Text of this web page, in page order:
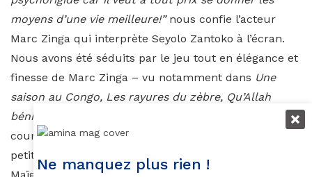
moyens d’une vie meilleure!” nous confie l’acteur
Marc Zinga qui interprète Seyolo Zantoko à l’écran.
Nous avons été séduits par le jeu tout en élégance et
finesse de Marc Zinga – vu notamment dans Une
saison au Congo, Les rayures du zèbre, Qu’Allah
bénisse la France
courage et d’humanité arrive à s’imposer dans ce
petit village. Quant à la solaire et talentueuse Aïssa
Ne manquez plus rien !